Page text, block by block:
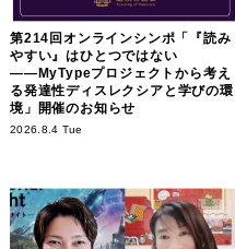
第214回オンラインシンポ「『読み
やすい』はひとつではない
――MyTypeプロジェクトから考え
る発達性ディスレクシアと学びの環
境」開催のお知らせ
2026.8.4 Tue